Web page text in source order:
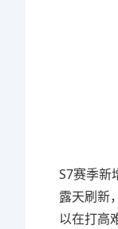
S7赛季新
露天刷新
以在打高